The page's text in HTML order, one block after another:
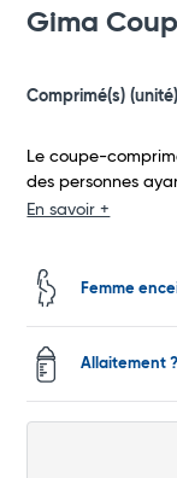
Total
Gima
Comprimé(s) (unité)
Le coupe-
des personnes
En savoir +
Femme
Allaitement ?